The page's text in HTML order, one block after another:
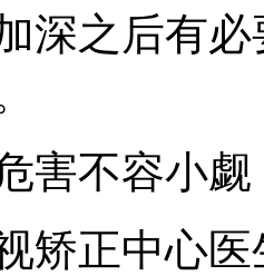
深之后有
害不容小觑
矫正中心